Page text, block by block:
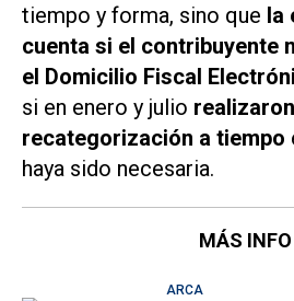
tiempo y forma, sino que la
cuenta si el contribuyente
el Domicilio Fiscal
si en enero y julio
recategorización a tiempo
haya sido necesaria.
MÁS INFO
ARCA